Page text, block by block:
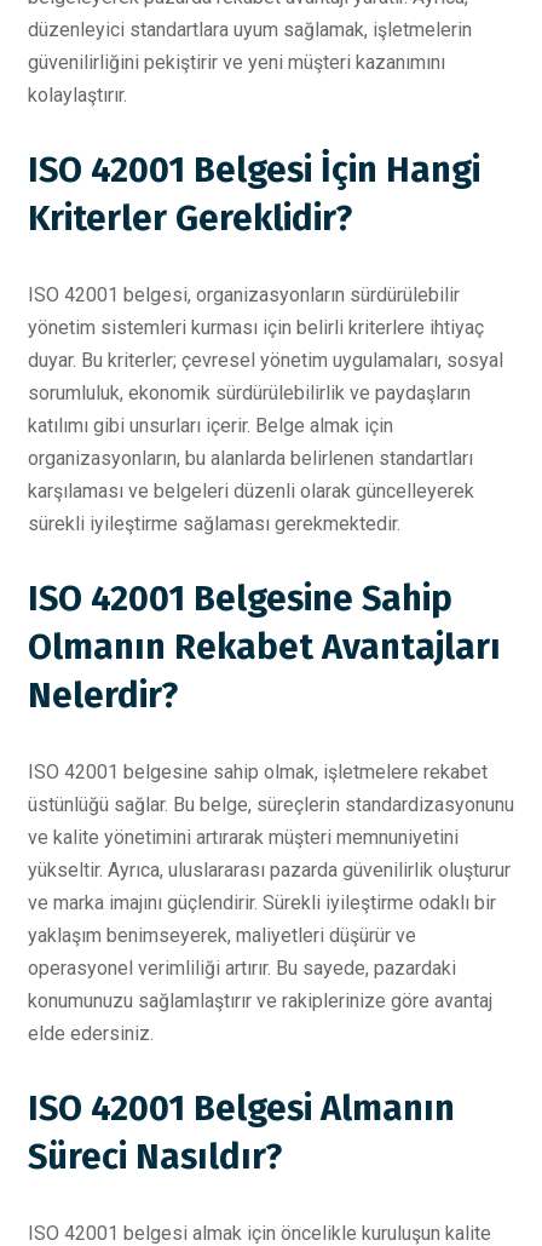
düzenleyici standartlara uyum sağlamak, işletmelerin
güvenilirliğini pekiştirir ve yeni müşteri kazanımını
kolaylaştırır.
ISO 42001 Belgesi İçin Hangi
Kriterler Gereklidir?
ISO 42001 belgesi, organizasyonların sürdürülebilir
yönetim sistemleri kurması için belirli kriterlere ihtiyaç
duyar. Bu kriterler; çevresel yönetim uygulamaları, sosyal
sorumluluk, ekonomik sürdürülebilirlik ve paydaşların
katılımı gibi unsurları içerir. Belge almak için
organizasyonların, bu alanlarda belirlenen standartları
karşılaması ve belgeleri düzenli olarak güncelleyerek
sürekli iyileştirme sağlaması gerekmektedir.
ISO 42001 Belgesine Sahip
Olmanın Rekabet Avantajları
Nelerdir?
ISO 42001 belgesine sahip olmak, işletmelere rekabet
üstünlüğü sağlar. Bu belge, süreçlerin standardizasyonunu
ve kalite yönetimini artırarak müşteri memnuniyetini
yükseltir. Ayrıca, uluslararası pazarda güvenilirlik oluşturur
ve marka imajını güçlendirir. Sürekli iyileştirme odaklı bir
yaklaşım benimseyerek, maliyetleri düşürür ve
operasyonel verimliliği artırır. Bu sayede, pazardaki
konumunuzu sağlamlaştırır ve rakiplerinize göre avantaj
elde edersiniz.
ISO 42001 Belgesi Almanın
Süreci Nasıldır?
ISO 42001 belgesi almak için öncelikle kuruluşun kalite